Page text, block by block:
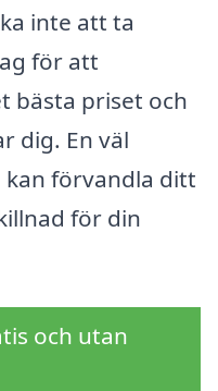
inte att ta
för att
bästa priset och
dig. En väl
förvandla ditt
för din
och utan